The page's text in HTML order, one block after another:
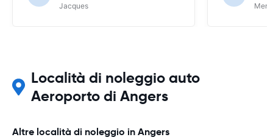
Jacques
Località di noleggio auto
Aeroporto di Angers
Altre località di noleggio in Angers